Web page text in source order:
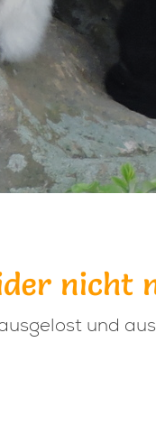
nicht
und